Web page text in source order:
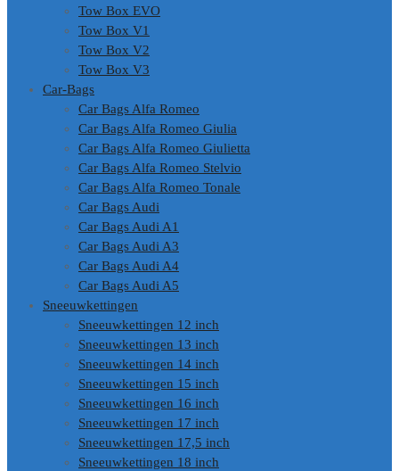
Tow Box EVO
Tow Box V1
Tow Box V2
Tow Box V3
Car-Bags
Car Bags Alfa Romeo
Car Bags Alfa Romeo Giulia
Car Bags Alfa Romeo Giulietta
Car Bags Alfa Romeo Stelvio
Car Bags Alfa Romeo Tonale
Car Bags Audi
Car Bags Audi A1
Car Bags Audi A3
Car Bags Audi A4
Car Bags Audi A5
Sneeuwkettingen
Sneeuwkettingen 12 inch
Sneeuwkettingen 13 inch
Sneeuwkettingen 14 inch
Sneeuwkettingen 15 inch
Sneeuwkettingen 16 inch
Sneeuwkettingen 17 inch
Sneeuwkettingen 17,5 inch
Sneeuwkettingen 18 inch